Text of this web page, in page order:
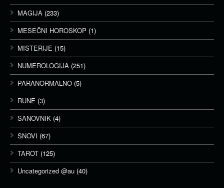
MAGIJA (233)
MESEČNI HOROSKOP (1)
MISTERIJE (15)
NUMEROLOGIJA (251)
PARANORMALNO (5)
RUNE (3)
SANOVNIK (4)
SNOVI (67)
TAROT (125)
Uncategorized @au (40)